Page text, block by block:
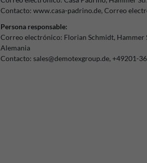
Contacto: www.casa-padrino.de Correo
Persona responsable:
Correo electrónico: Florian Schmidt Hammer
Alemania
Contacto: sales@demotexgroup.de +49201-